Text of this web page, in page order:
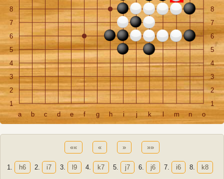
8
8
7
7
6
6
5
5
4
4
3
3
2
2
1
1
a
b c d e f g h i j k m n o
«« « » »»
1. h6 2. i7 3. l9 4. k7 5. j7 6. j6 7. i6 8. k8